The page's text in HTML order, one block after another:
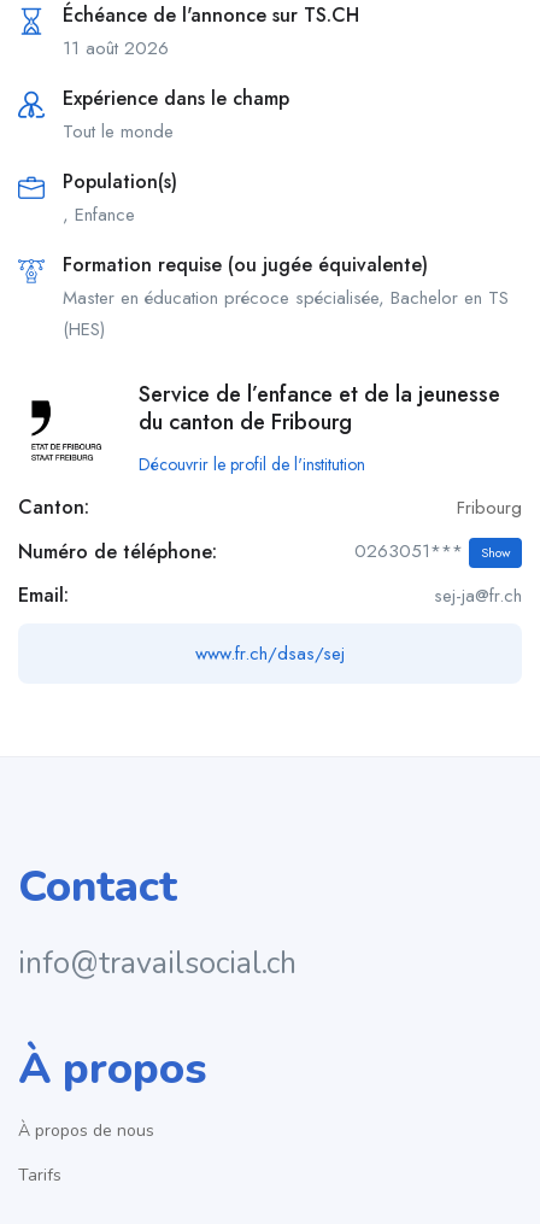
Échéance de l'annonce sur TS.CH
11 août 2026
Expérience dans le champ
Tout le monde
Population(s)
, Enfance
Formation requise (ou jugée équivalente)
Master en éducation précoce spécialisée, Bachelor en TS
(HES)
Service de l’enfance et de la jeunesse
du canton de Fribourg
Découvrir le profil de l'institution
Canton: Fribourg
Numéro de téléphone: 0263051*** Show
Email: sej-ja@fr.ch
www.fr.ch/dsas/sej
Contact
info@travailsocial.ch
À propos
À propos de nous
Tarifs